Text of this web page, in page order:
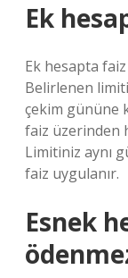
Ek
Ek hesapta faiz
Belirlenen
çekim gününe
faiz üzerinden
Limitiniz aynı
faiz uygulanır.
Esnek